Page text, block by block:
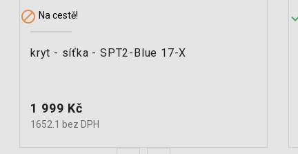
 Na cestě!
kryt - síťka - SPT2-Blue 17-X
Cena
1 999 Kč
1652.1 bez DPH